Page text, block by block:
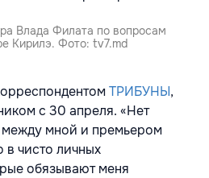
Влада Филата по вопросам
Кирилэ. Фото: tv7.md
ТРИБУНЫ,
с 30 апреля. «Нет
мной и премьером
чисто личных
обязывают меня